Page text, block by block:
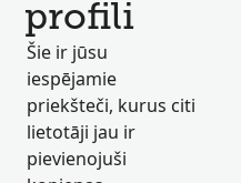
profili
Šie ir jūsu
iespējamie
priekšteči, kurus citi
lietotāji jau ir
pievienojuši